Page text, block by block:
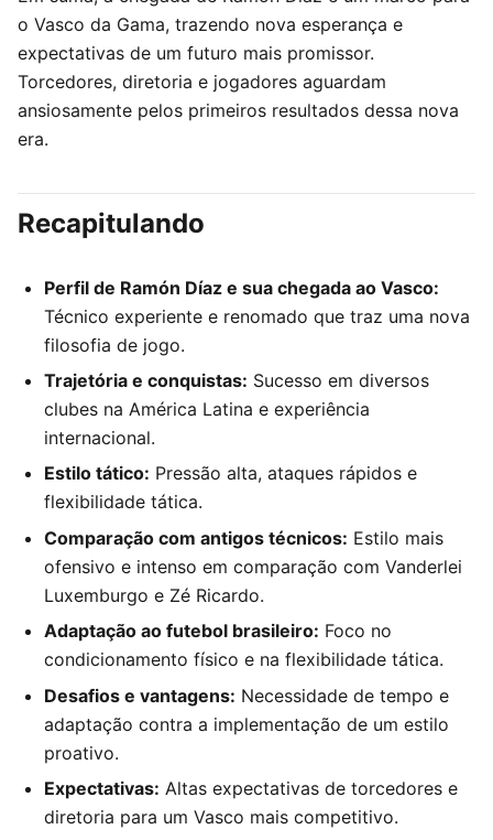
o Vasco da Gama, trazendo nova esperança e
expectativas de um futuro mais promissor.
Torcedores, diretoria e jogadores aguardam
ansiosamente pelos primeiros resultados dessa nova
era.
Recapitulando
Perfil de Ramón Díaz e sua chegada ao Vasco:
Técnico experiente e renomado que traz uma nova
filosofia de jogo.
Trajetória e conquistas: Sucesso em diversos
clubes na América Latina e experiência
internacional.
Estilo tático: Pressão alta, ataques rápidos e
flexibilidade tática.
Comparação com antigos técnicos: Estilo mais
ofensivo e intenso em comparação com Vanderlei
Luxemburgo e Zé Ricardo.
Adaptação ao futebol brasileiro: Foco no
condicionamento físico e na flexibilidade tática.
Desafios e vantagens: Necessidade de tempo e
adaptação contra a implementação de um estilo
proativo.
Expectativas: Altas expectativas de torcedores e
diretoria para um Vasco mais competitivo.